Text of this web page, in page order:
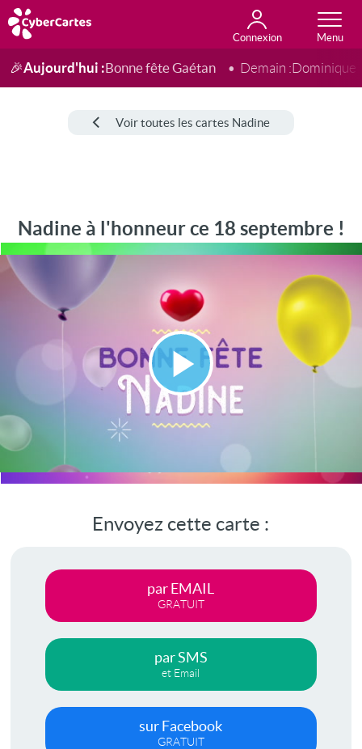
Connexion
Anniversaire
Fête du jour
Amour
Amitié
Merci
Toutes les cartes
🎉Aujourd'hui :Bonne fête Gaétan Demain :Dominique
Voir toutes les cartes Nadine
Nadine à l'honneur ce 18 septembre !
Lire
vidéo
Envoyez cette carte :
par EMAIL
GRATUIT
par SMS
et Email
sur Facebook
GRATUIT